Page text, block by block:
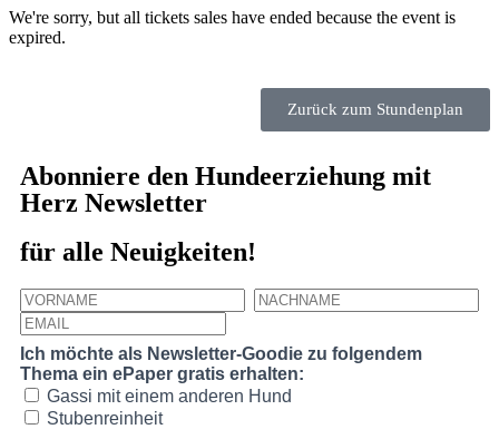
We're sorry, but all tickets sales have ended because the event is
expired.
Zurück zum Stundenplan
Abonniere den Hundeerziehung mit
Herz Newsletter
für alle Neuigkeiten!
Ich möchte als Newsletter-Goodie zu folgendem
Thema ein ePaper gratis erhalten:
Gassi mit einem anderen Hund
Stubenreinheit